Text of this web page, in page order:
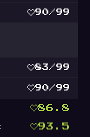
90/99
83/99
90/99
86.8
: 93.5